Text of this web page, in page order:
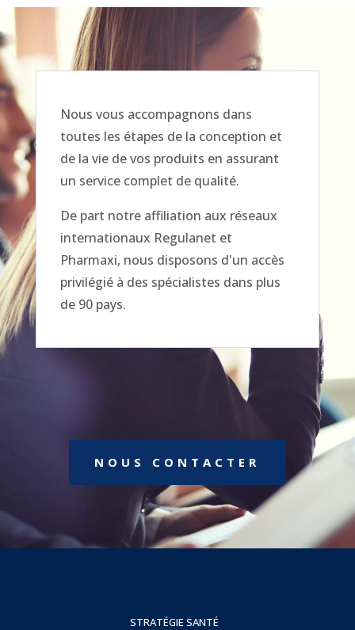
Nous vous accompagnons dans
toutes les étapes de la conception et
de la vie de vos produits en assurant
un service complet de qualité.
De part notre affiliation aux réseaux
internationaux Regulanet et
Pharmaxi, nous disposons d'un accès
privilégié à des spécialistes dans plus
de 90 pays.
NOUS CONTACTER
STRATÉGIE SANTÉ